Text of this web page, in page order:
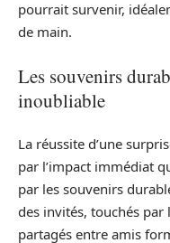
pourrait survenir,
de main.
Les souvenirs
inoubliable
La réussite d’une
par l’impact immédiat
par les souvenirs
des invités, touchés par
partagés entre amis